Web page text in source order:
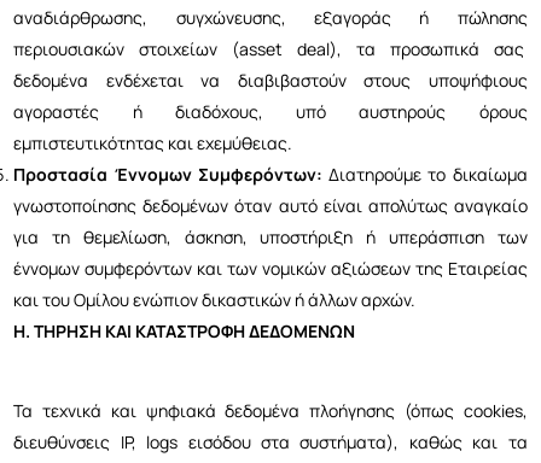
αναδιάρθρωσης, συγχώνευσης, εξαγοράς ή πώλησης
περιουσιακών στοιχείων (asset deal), τα προσωπικά σας
δεδομένα ενδέχεται να διαβιβαστούν στους υποψήφιους
αγοραστές ή διαδόχους, υπό αυστηρούς όρους
εμπιστευτικότητας και εχεμύθειας.
Προστασία Έννομων Συμφερόντων: Διατηρούμε το δικαίωμα
γνωστοποίησης δεδομένων όταν αυτό είναι απολύτως αναγκαίο
για τη θεμελίωση, άσκηση, υποστήριξη ή υπεράσπιση των
έννομων συμφερόντων και των νομικών αξιώσεων της Εταιρείας
και του Ομίλου ενώπιον δικαστικών ή άλλων αρχών.
Η. ΤΗΡΗΣΗ ΚΑΙ ΚΑΤΑΣΤΡΟΦΗ ΔΕΔΟΜΕΝΩΝ
Τα τεχνικά και ψηφιακά δεδομένα πλοήγησης (όπως cookies,
διευθύνσεις IP, logs εισόδου στα συστήματα), καθώς και τα